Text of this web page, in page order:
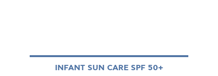
INFANT SUN CARE SPF 50+